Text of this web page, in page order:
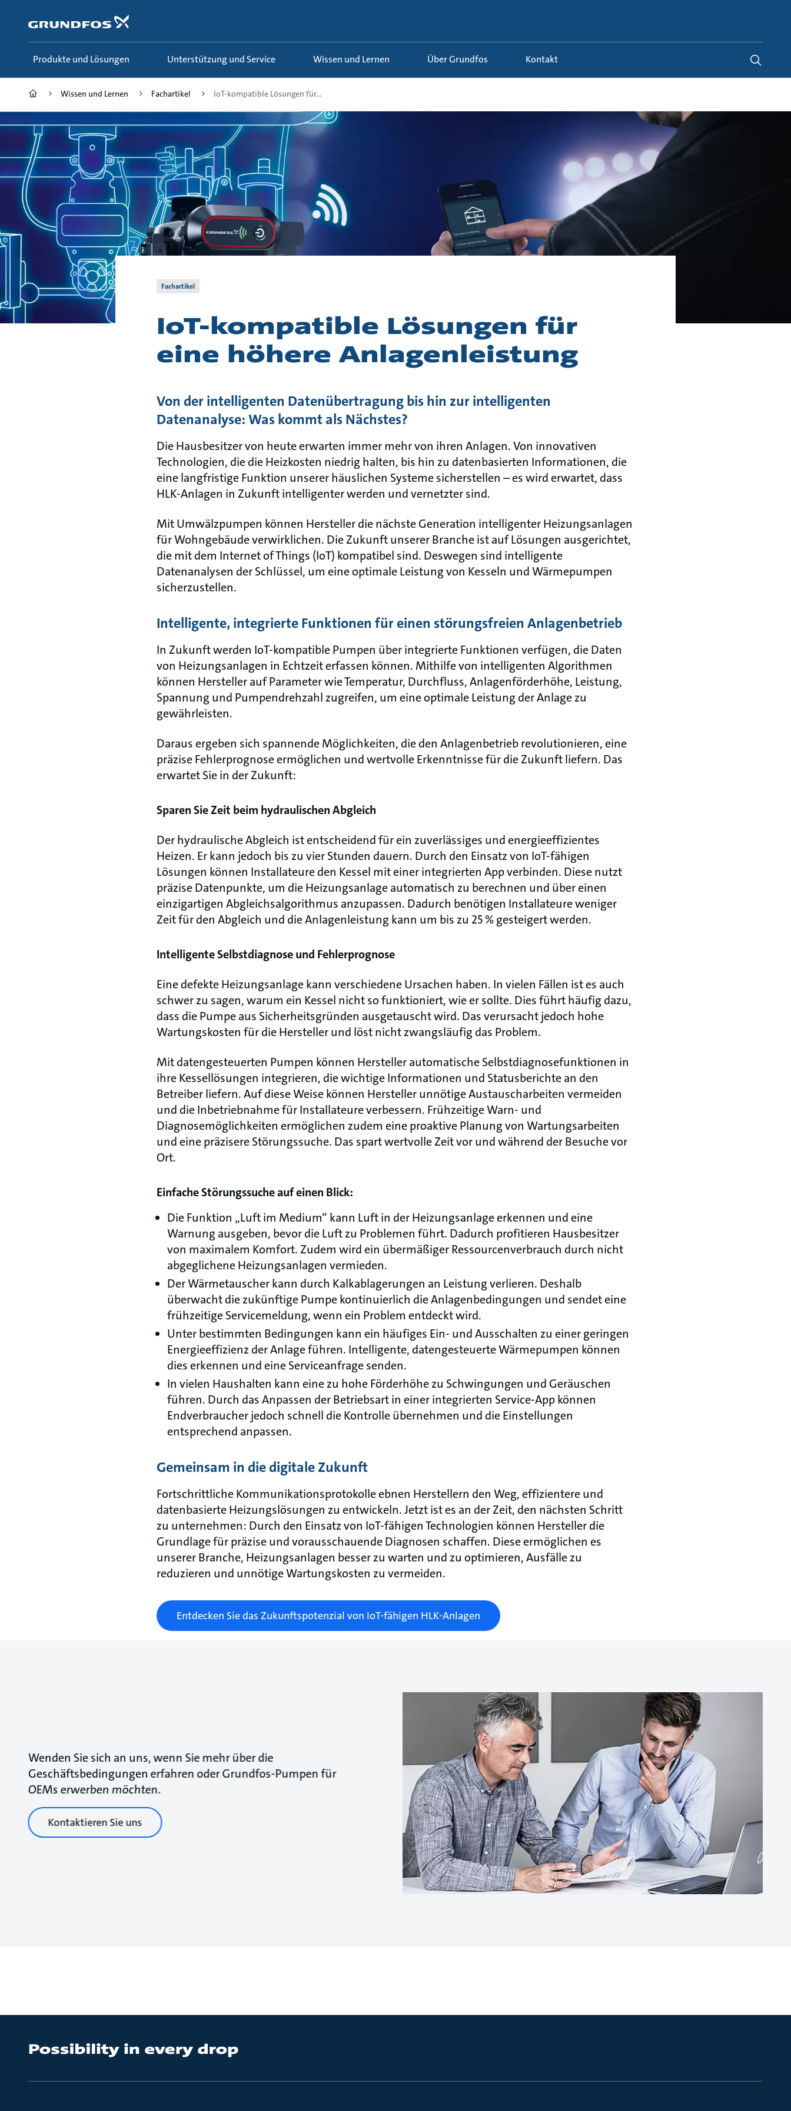
springen
Produkte und Lösungen Unterstützung und Service Wissen und Lernen Über Grundfos Kontakt
Wissen und Lernen Fachartikel IoT-kompatible Lösungen für...
Fachartikel
IoT-kompatible Lösungen für
eine höhere Anlagenleistung
Von der intelligenten Datenübertragung bis hin zur intelligenten
Datenanalyse: Was kommt als Nächstes?
Die Hausbesitzer von heute erwarten immer mehr von ihren Anlagen. Von innovativen
Technologien, die die Heizkosten niedrig halten, bis hin zu datenbasierten Informationen, die
eine langfristige Funktion unserer häuslichen Systeme sicherstellen – es wird erwartet, dass
HLK-Anlagen in Zukunft intelligenter werden und vernetzter sind.
Mit Umwälzpumpen können Hersteller die nächste Generation intelligenter Heizungsanlagen
für Wohngebäude verwirklichen. Die Zukunft unserer Branche ist auf Lösungen ausgerichtet,
die mit dem Internet of Things (IoT) kompatibel sind. Deswegen sind intelligente
Datenanalysen der Schlüssel, um eine optimale Leistung von Kesseln und Wärmepumpen
sicherzustellen.
Intelligente, integrierte Funktionen für einen störungsfreien Anlagenbetrieb
In Zukunft werden IoT-kompatible Pumpen über integrierte Funktionen verfügen, die Daten
von Heizungsanlagen in Echtzeit erfassen können. Mithilfe von intelligenten Algorithmen
können Hersteller auf Parameter wie Temperatur, Durchfluss, Anlagenförderhöhe, Leistung,
Spannung und Pumpendrehzahl zugreifen, um eine optimale Leistung der Anlage zu
gewährleisten.
Daraus ergeben sich spannende Möglichkeiten, die den Anlagenbetrieb revolutionieren, eine
präzise Fehlerprognose ermöglichen und wertvolle Erkenntnisse für die Zukunft liefern. Das
erwartet Sie in der Zukunft:
Sparen Sie Zeit beim hydraulischen Abgleich
Der hydraulische Abgleich ist entscheidend für ein zuverlässiges und energieeffizientes
Heizen. Er kann jedoch bis zu vier Stunden dauern. Durch den Einsatz von IoT-fähigen
Lösungen können Installateure den Kessel mit einer integrierten App verbinden. Diese nutzt
präzise Datenpunkte, um die Heizungsanlage automatisch zu berechnen und über einen
einzigartigen Abgleichsalgorithmus anzupassen. Dadurch benötigen Installateure weniger
Zeit für den Abgleich und die Anlagenleistung kann um bis zu 25 % gesteigert werden.
Intelligente Selbstdiagnose und Fehlerprognose
Eine defekte Heizungsanlage kann verschiedene Ursachen haben. In vielen Fällen ist es auch
schwer zu sagen, warum ein Kessel nicht so funktioniert, wie er sollte. Dies führt häufig dazu,
dass die Pumpe aus Sicherheitsgründen ausgetauscht wird. Das verursacht jedoch hohe
Wartungskosten für die Hersteller und löst nicht zwangsläufig das Problem.
Mit datengesteuerten Pumpen können Hersteller automatische Selbstdiagnosefunktionen in
ihre Kessellösungen integrieren, die wichtige Informationen und Statusberichte an den
Betreiber liefern. Auf diese Weise können Hersteller unnötige Austauscharbeiten vermeiden
und die Inbetriebnahme für Installateure verbessern. Frühzeitige Warn- und
Diagnosemöglichkeiten ermöglichen zudem eine proaktive Planung von Wartungsarbeiten
und eine präzisere Störungssuche. Das spart wertvolle Zeit vor und während der Besuche vor
Ort.
Einfache Störungssuche auf einen Blick:
Die Funktion „Luft im Medium“ kann Luft in der Heizungsanlage erkennen und eine
Warnung ausgeben, bevor die Luft zu Problemen führt. Dadurch profitieren Hausbesitzer
von maximalem Komfort. Zudem wird ein übermäßiger Ressourcenverbrauch durch nicht
abgeglichene Heizungsanlagen vermieden.
Der Wärmetauscher kann durch Kalkablagerungen an Leistung verlieren. Deshalb
überwacht die zukünftige Pumpe kontinuierlich die Anlagenbedingungen und sendet eine
frühzeitige Servicemeldung, wenn ein Problem entdeckt wird.
Unter bestimmten Bedingungen kann ein häufiges Ein- und Ausschalten zu einer geringen
Energieeffizienz der Anlage führen. Intelligente, datengesteuerte Wärmepumpen können
dies erkennen und eine Serviceanfrage senden.
In vielen Haushalten kann eine zu hohe Förderhöhe zu Schwingungen und Geräuschen
führen. Durch das Anpassen der Betriebsart in einer integrierten Service-App können
Endverbraucher jedoch schnell die Kontrolle übernehmen und die Einstellungen
entsprechend anpassen.
Gemeinsam in die digitale Zukunft
Fortschrittliche Kommunikationsprotokolle ebnen Herstellern den Weg, effizientere und
datenbasierte Heizungslösungen zu entwickeln. Jetzt ist es an der Zeit, den nächsten Schritt
zu unternehmen: Durch den Einsatz von IoT-fähigen Technologien können Hersteller die
Grundlage für präzise und vorausschauende Diagnosen schaffen. Diese ermöglichen es
unserer Branche, Heizungsanlagen besser zu warten und zu optimieren, Ausfälle zu
reduzieren und unnötige Wartungskosten zu vermeiden.
Entdecken Sie das Zukunftspotenzial von IoT-fähigen HLK-Anlagen
Wenden Sie sich an uns, wenn Sie mehr über die
Geschäftsbedingungen erfahren oder Grundfos-Pumpen für
OEMs erwerben möchten.
Kontaktieren Sie uns